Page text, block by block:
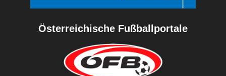
Österreichische Fußballportale